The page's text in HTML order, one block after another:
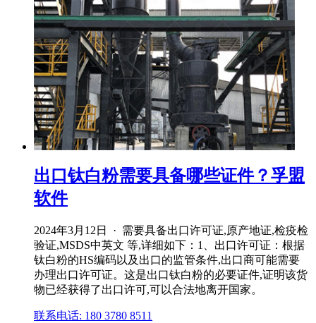
出口钛白粉需要具备哪些证件？孚盟
软件
2024年3月12日 · 需要具备出口许可证,原产地证,检疫检
验证,MSDS中英文 等,详细如下：1、出口许可证：根据
钛白粉的HS编码以及出口的监管条件,出口商可能需要
办理出口许可证。这是出口钛白粉的必要证件,证明该货
物已经获得了出口许可,可以合法地离开国家。
联系电话: 180 3780 8511